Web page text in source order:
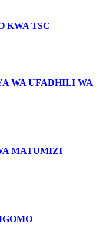
KWA TSC
WA UFADHILI WA
MATUMIZI